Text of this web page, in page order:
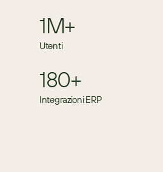
1M+
Utenti
180+
Integrazioni ERP